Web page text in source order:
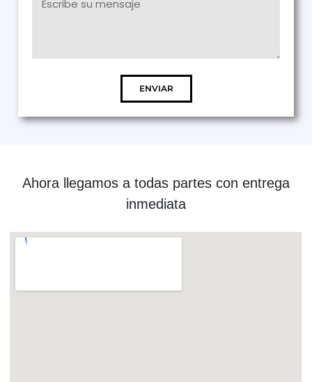
ENVIAR
Ahora llegamos a todas partes con entrega
inmediata